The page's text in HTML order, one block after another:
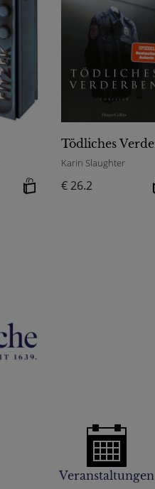
Karin Slaughter
€ 26.2
Veranstaltungen